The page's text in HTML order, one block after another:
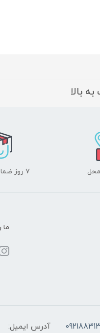
بالا
۷ روز ضمانت بازگشت
ما
آدرس ایمیل: